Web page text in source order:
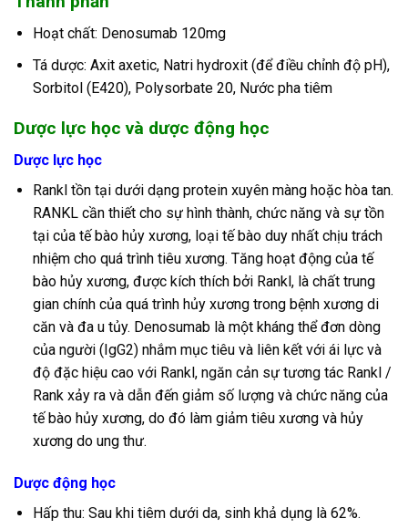
Hoạt chất: Denosumab 120mg
Tá dược: Axit axetic, Natri hydroxit (để điều chỉnh độ pH),
Sorbitol (E420), Polysorbate 20, Nước pha tiêm
Dược lực học và dược động học
Dược lực học
Rankl tồn tại dưới dạng protein xuyên màng hoặc hòa tan.
RANKL cần thiết cho sự hình thành, chức năng và sự tồn
tại của tế bào hủy xương, loại tế bào duy nhất chịu trách
nhiệm cho quá trình tiêu xương. Tăng hoạt động của tế
bào hủy xương, được kích thích bởi Rankl, là chất trung
gian chính của quá trình hủy xương trong bệnh xương di
căn và đa u tủy. Denosumab là một kháng thể đơn dòng
của người (IgG2) nhắm mục tiêu và liên kết với ái lực và
độ đặc hiệu cao với Rankl, ngăn cản sự tương tác Rankl /
Rank xảy ra và dẫn đến giảm số lượng và chức năng của
tế bào hủy xương, do đó làm giảm tiêu xương và hủy
xương do ung thư.
Dược động học
Hấp thu: Sau khi tiêm dưới da, sinh khả dụng là 62%.